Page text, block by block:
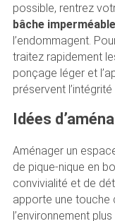
possible, rentrez
bâche imperméable
l’endommagent.
traitez rapidement
ponçage léger et
préservent
Idées
Aménager un
de pique-nique en
convivialité et de
apporte une touche
l’environnement